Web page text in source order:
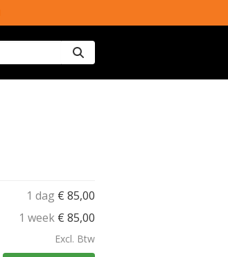
Zoeken
1 dag € 85,00
1 week € 85,00
Excl. Btw